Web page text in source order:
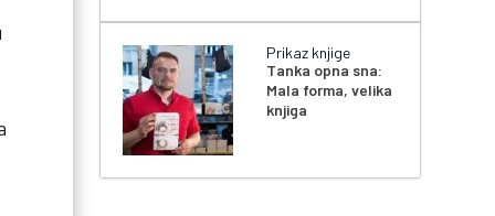
Prikaz knjige
Tanka opna sna:
Mala forma, velika
knjiga